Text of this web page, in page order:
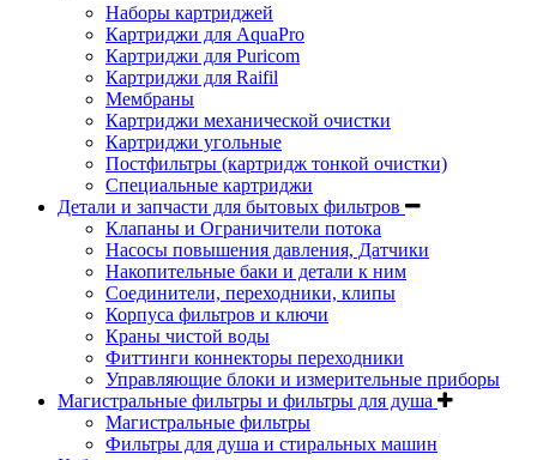
Наборы картриджей
Картриджи для AquaPro
Картриджи для Puricom
Картриджи для Raifil
Мембраны
Картриджи механической очистки
Картриджи угольные
Постфильтры (картридж тонкой очистки)
Специальные картриджи
Детали и запчасти для бытовых фильтров
Клапаны и Ограничители потока
Насосы повышения давления, Датчики
Накопительные баки и детали к ним
Соединители, переходники, клипы
Корпуса фильтров и ключи
Краны чистой воды
Фиттинги коннекторы переходники
Управляющие блоки и измерительные приборы
Магистральные фильтры и фильтры для душа
Магистральные фильтры
Фильтры для душа и стиральных машин